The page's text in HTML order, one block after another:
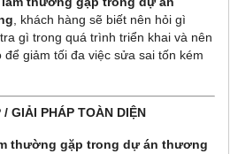
, khách hàng sẽ biết nên hỏi gì
gì trong quá trình triển khai và nên
giảm tối đa việc sửa sai tốn kém
/ GIẢI PHÁP TOÀN DIỆN
thường gặp trong dự án thương